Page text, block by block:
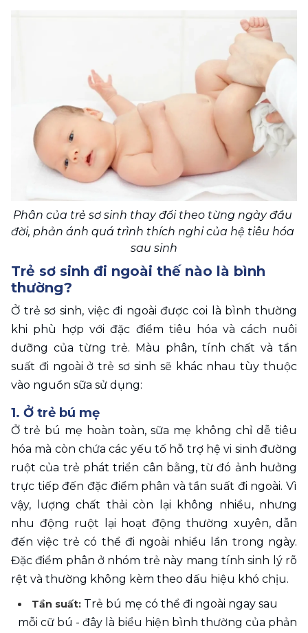
Phân của trẻ sơ sinh thay đổi theo từng ngày đầu
đời, phản ánh quá trình thích nghi của hệ tiêu hóa
sau sinh
Trẻ sơ sinh đi ngoài thế nào là bình
thường?
Ở trẻ sơ sinh, việc đi ngoài được coi là bình thường
khi phù hợp với đặc điểm tiêu hóa và cách nuôi
dưỡng của từng trẻ. Màu phân, tính chất và tần
suất đi ngoài ở trẻ sơ sinh sẽ khác nhau tùy thuộc
vào nguồn sữa sử dụng:
1. Ở trẻ bú mẹ
Ở trẻ bú mẹ hoàn toàn, sữa mẹ không chỉ dễ tiêu
hóa mà còn chứa các yếu tố hỗ trợ hệ vi sinh đường
ruột của trẻ phát triển cân bằng, từ đó ảnh hưởng
trực tiếp đến đặc điểm phân và tần suất đi ngoài. Vì
vậy, lượng chất thải còn lại không nhiều, nhưng
nhu động ruột lại hoạt động thường xuyên, dẫn
đến việc trẻ có thể đi ngoài nhiều lần trong ngày.
Đặc điểm phân ở nhóm trẻ này mang tính sinh lý rõ
rệt và thường không kèm theo dấu hiệu khó chịu.
Tần suất: Trẻ bú mẹ có thể đi ngoài ngay sau
mỗi cữ bú - đây là biểu hiện bình thường của phản